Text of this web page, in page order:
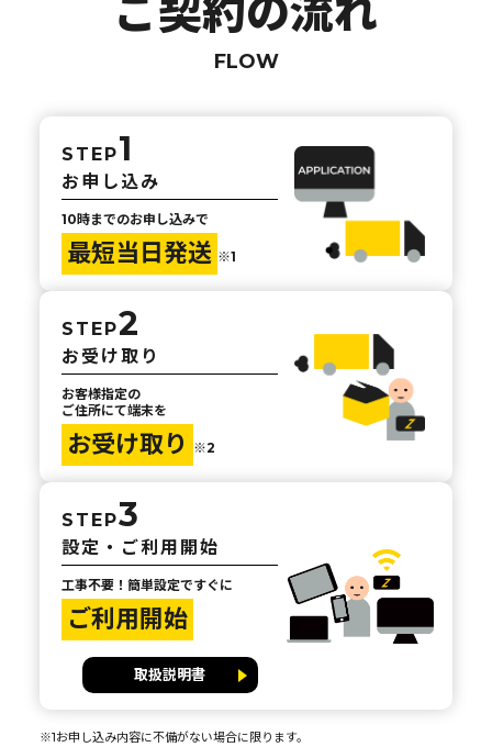
ご契約の流れ
FLOW
STEP1
お申し込み
10時までのお申し込みで
最短当日発送 ※1
STEP2
お受け取り
お客様指定の
ご住所にて端末を
お受け取り ※2
STEP3
設定・ご利用開始
工事不要！簡単設定ですぐに
ご利用開始
取扱説明書
※1お申し込み内容に不備がない場合に限ります。